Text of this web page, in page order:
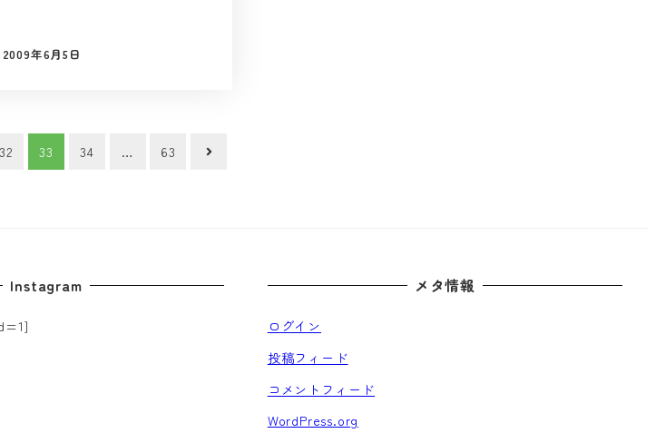
投稿日
2009年6月5日
32 33 34 … 63
Instagram メタ情報
ログイン
投稿フィード
コメントフィード
WordPress.org